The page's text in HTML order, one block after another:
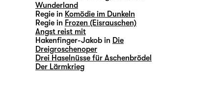
Wunderland
Regie in Komödie im Dunkeln
Regie in Frozen (Eisrauschen)
Angst reist mit
Hakenfinger-Jakob in Die
Dreigroschenoper
Drei Haselnüsse für Aschenbrödel
Der Lärmkrieg